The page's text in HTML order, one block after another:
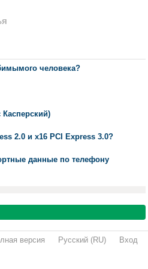
человека?
2.0 и x16 PCI Express 3.0?
данные по телефону
версия Русский (RU) Вход